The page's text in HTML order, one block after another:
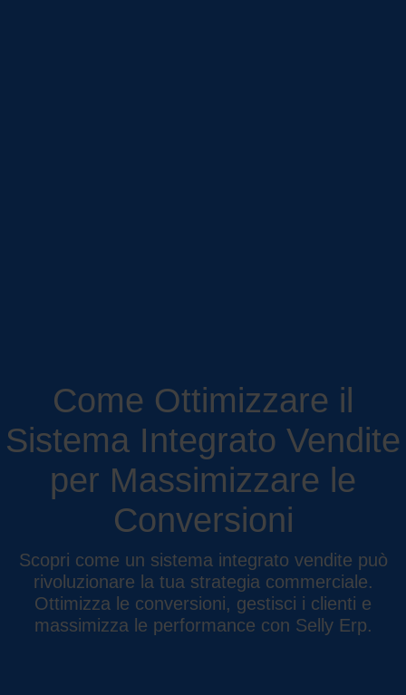
Come Ottimizzare il
Sistema Integrato Vendite
per Massimizzare le
Conversioni
Scopri come un sistema integrato vendite può
rivoluzionare la tua strategia commerciale.
Ottimizza le conversioni, gestisci i clienti e
massimizza le performance con Selly Erp.